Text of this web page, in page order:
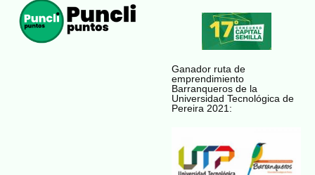
Ganador ruta de
emprendimiento
Barranqueros de la
Universidad Tecnológica de
Pereira 2021: